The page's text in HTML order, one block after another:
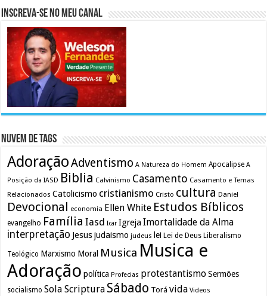
Inscreva-se no meu canal
Nuvem de Tags
AdoraçãoAdventismo A Natureza do Homem Apocalipse A
Posição da IASD Biblia Calvinismo Casamento Casamento e Temas
Relacionados Catolicismo cristianismo Cristo cultura Daniel
Devocional economia Ellen White Estudos Bíblicos
evangelho Família Iasd Icar Igreja Imortalidade da Alma
interpretação Jesusjudaismo judeus lei Lei de Deus Liberalismo
Teológico Marxismo Moral Musica Musica e
Adoração política Profecias protestantismo Sermões
socialismo Sola Scriptura Sábado Torá vida Videos